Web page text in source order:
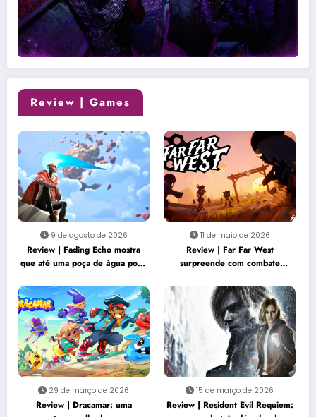
Review | Games
9 de agosto de 2026
Review | Fading Echo mostra
que até uma poça de água pode
11 de maio de 2026
Review | Far Far West
surpreende com combate
29 de março de 2026
Review | Dracamar: uma
15 de março de 2026
Review | Resident Evil Requiem: